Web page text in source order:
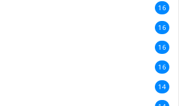
16
16
16
16
14